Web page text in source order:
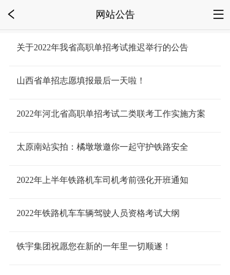
网站公告
关于2022年我省高职单招考试推迟举行的公告
山西省单招志愿填报最后一天啦！
2022年河北省高职单招考试二类联考工作实施方案
太原南站实拍：橘墩墩邀你一起守护铁路安全
2022年上半年铁路机车司机考前强化开班通知
2022年铁路机车车辆驾驶人员资格考试大纲
铁宇集团祝愿您在新的一年里一切顺遂！